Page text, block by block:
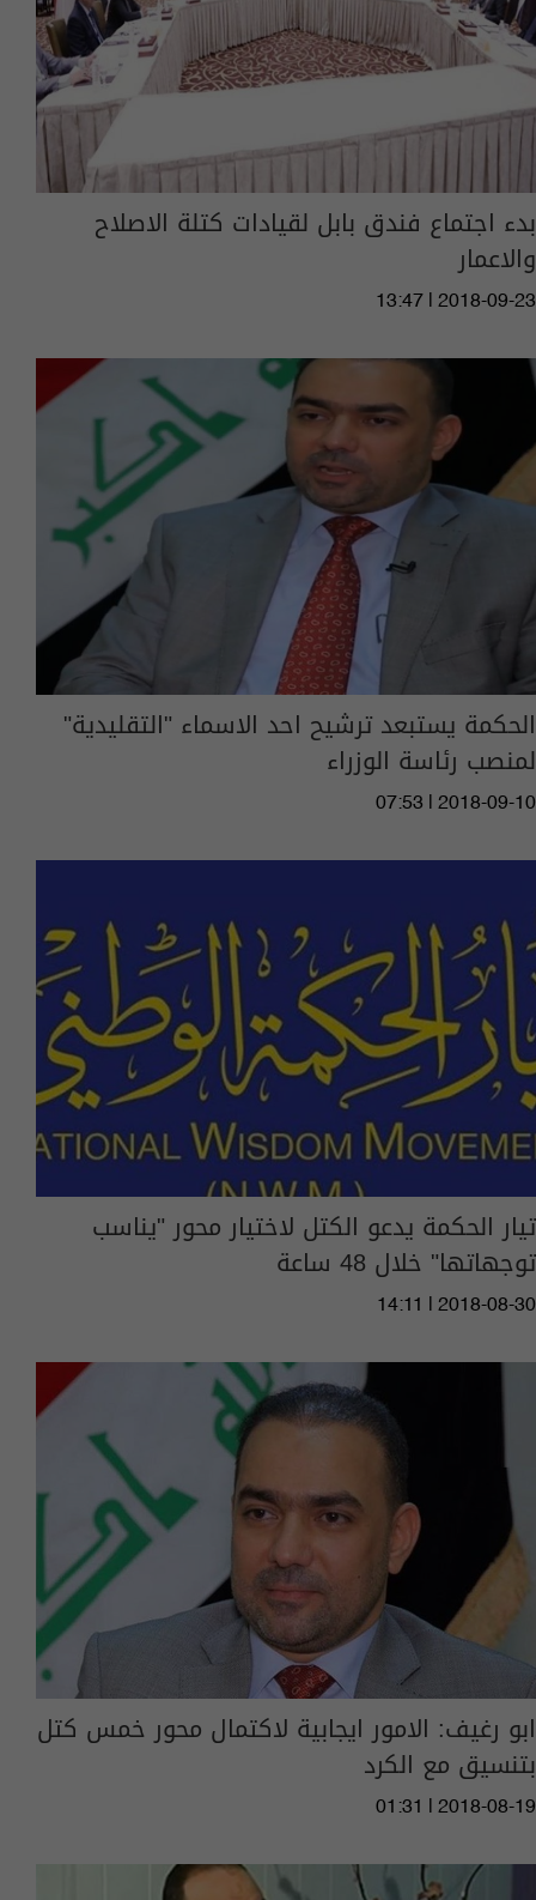
بدء اجتماع فندق بابل لقيادات كتلة الاصلاح
والاعمار
13:47 | 2018-09-23
الحكمة يستبعد ترشيح احد الاسماء "التقليدية"
لمنصب رئاسة الوزراء
07:53 | 2018-09-10
تيار الحكمة يدعو الكتل لاختيار محور "يناسب
توجهاتها" خلال 48 ساعة
14:11 | 2018-08-30
ابو رغيف: الامور ايجابية لاكتمال محور خمس كتل
بتنسيق مع الكرد
01:31 | 2018-08-19